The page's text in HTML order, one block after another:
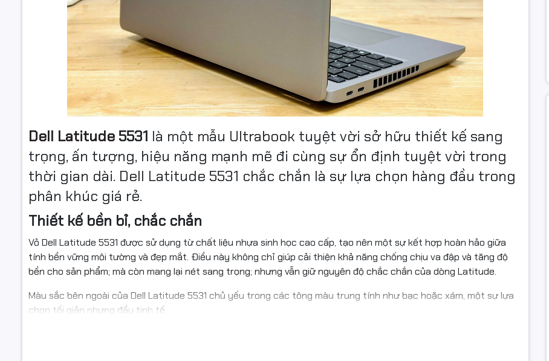
Dell Latitude 5531 là một mẫu Ultrabook tuyệt vời sở hữu thiết kế sang
trọng, ấn tượng, hiệu năng mạnh mẽ đi cùng sự ổn định tuyệt vời trong
thời gian dài. Dell Latitude 5531 chắc chắn là sự lựa chọn hàng đầu trong
phân khúc giá rẻ.
Thiết kế bền bỉ, chắc chắn
Vỏ Dell Latitude 5531 được sử dụng từ chất liệu nhựa sinh học cao cấp, tạo nên một sự kết hợp hoàn hảo giữa
tính bền vững môi tường và đẹp mắt. Điều này không chỉ giúp cải thiện khả năng chống chịu va đập và tăng độ
bền cho sản phẩm; mà còn mang lại nét sang trọng; nhưng vẫn giữ nguyên độ chắc chắn của dòng Latitude.
Màu sắc bên ngoài của Dell Latitude 5531 chủ yếu trong các tông màu trung tính như bạc hoặc xám, một sự lựa
chọn tối giản nhưng đầy tinh tế.